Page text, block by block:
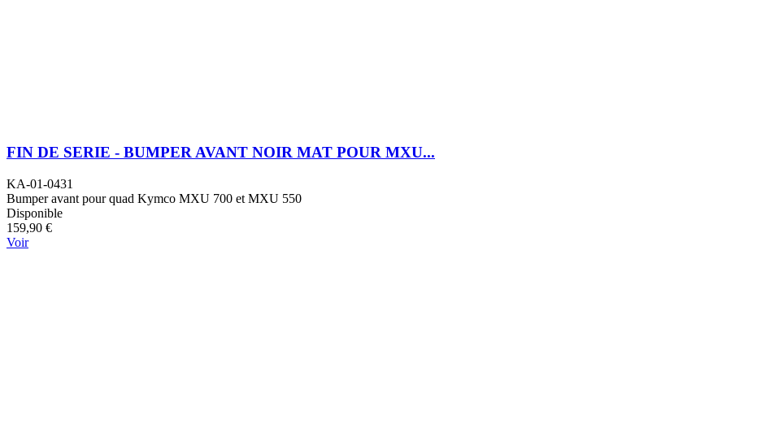
FIN DE SERIE - BUMPER AVANT NOIR MAT POUR MXU...
KA-01-0431
Bumper avant pour quad Kymco MXU 700 et MXU 550
Disponible
159,90 €
Voir